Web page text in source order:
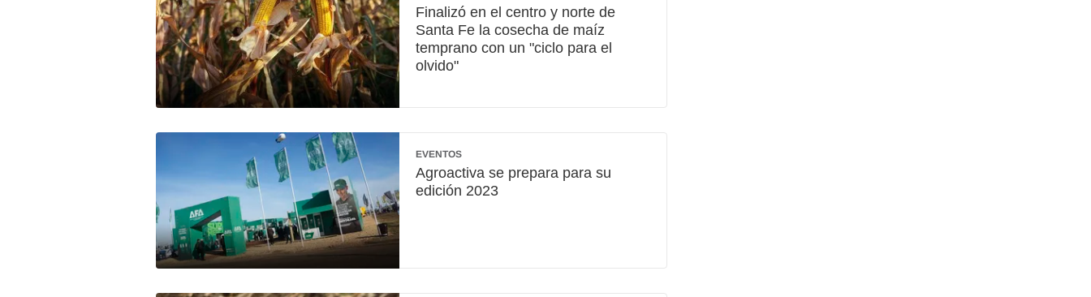
Finalizó en el centro y norte de
Santa Fe la cosecha de maíz
temprano con un "ciclo para el
olvido"
EVENTOS
Agroactiva se prepara para su
edición 2023